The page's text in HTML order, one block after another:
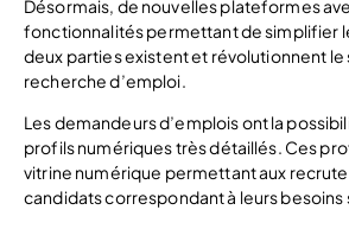
Désormais, de nouvelles plateformes
fonctionnalités permettant de simplifier
deux parties existent et révolutionnent le
recherche d’emploi.
Les demandeurs d’emplois ont la
profils numériques très détaillés. Ces
vitrine numérique permettant aux
candidats correspondant à leurs besoins